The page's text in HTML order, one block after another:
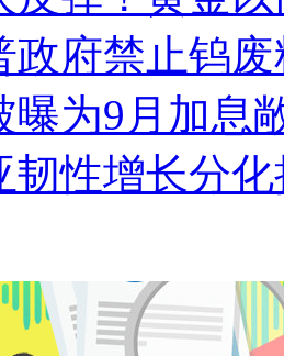
政府禁止钨
曝为9月加息
韧性增长分